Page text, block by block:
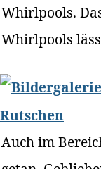
Whirlpools.
Whirlpools
Rutschen
Auch im